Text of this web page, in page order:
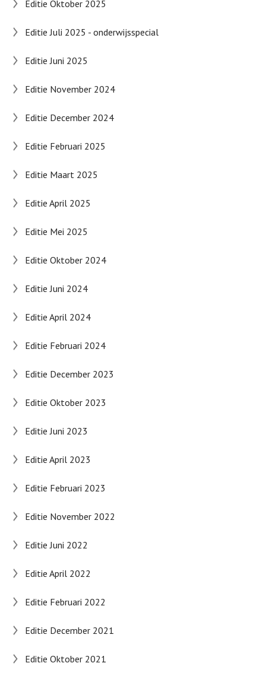
Editie Oktober 2025
Editie Juli 2025 - onderwijsspecial
Editie Juni 2025
Editie November 2024
Editie December 2024
Editie Februari 2025
Editie Maart 2025
Editie April 2025
Editie Mei 2025
Editie Oktober 2024
Editie Juni 2024
Editie April 2024
Editie Februari 2024
Editie December 2023
Editie Oktober 2023
Editie Juni 2023
Editie April 2023
Editie Februari 2023
Editie November 2022
Editie Juni 2022
Editie April 2022
Editie Februari 2022
Editie December 2021
Editie Oktober 2021